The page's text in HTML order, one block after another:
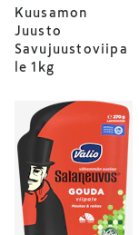
Kuusamon
Juusto
Savujuustoviipa
le 1kg